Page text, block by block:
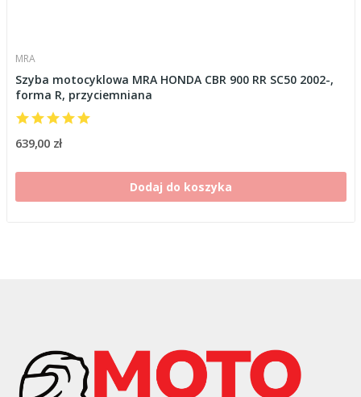
MRA
Szyba motocyklowa MRA HONDA CBR 900 RR SC50 2002-,
forma R, przyciemniana
639,00 zł
Dodaj do koszyka